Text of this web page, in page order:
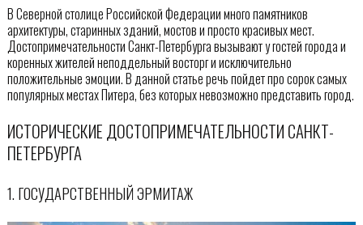
В Северной столице Российской Федерации много памятников
архитектуры, старинных зданий, мостов и просто красивых мест.
Достопримечательности Санкт-Петербурга вызывают у гостей города и
коренных жителей неподдельный восторг и исключительно
положительные эмоции. В данной статье речь пойдет про сорок самых
популярных местах Питера, без которых невозможно представить город.
ИСТОРИЧЕСКИЕ ДОСТОПРИМЕЧАТЕЛЬНОСТИ САНКТ-
ПЕТЕРБУРГА
1. ГОСУДАРСТВЕННЫЙ ЭРМИТАЖ